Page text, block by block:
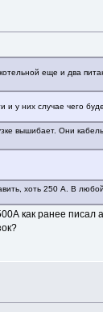
еще и два
и у них случае чего
вышибает. Они
хоть 250 А. В
как ранее